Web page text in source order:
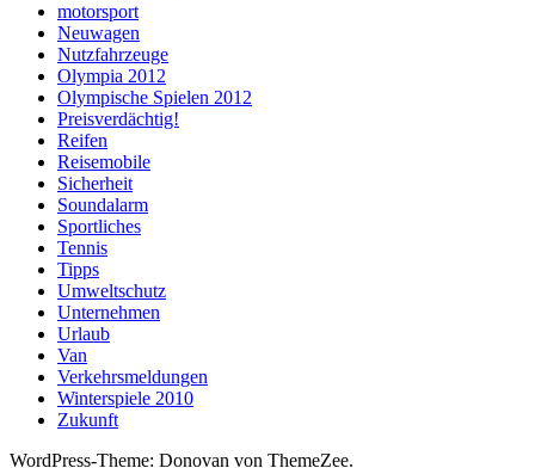
motorsport
Neuwagen
Nutzfahrzeuge
Olympia 2012
Olympische Spielen 2012
Preisverdächtig!
Reifen
Reisemobile
Sicherheit
Soundalarm
Sportliches
Tennis
Tipps
Umweltschutz
Unternehmen
Urlaub
Van
Verkehrsmeldungen
Winterspiele 2010
Zukunft
WordPress-Theme: Donovan von ThemeZee.